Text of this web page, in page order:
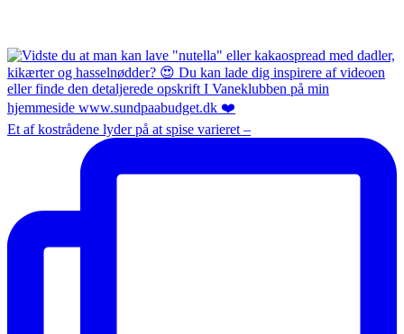
Et af kostrådene lyder på at spise varieret –